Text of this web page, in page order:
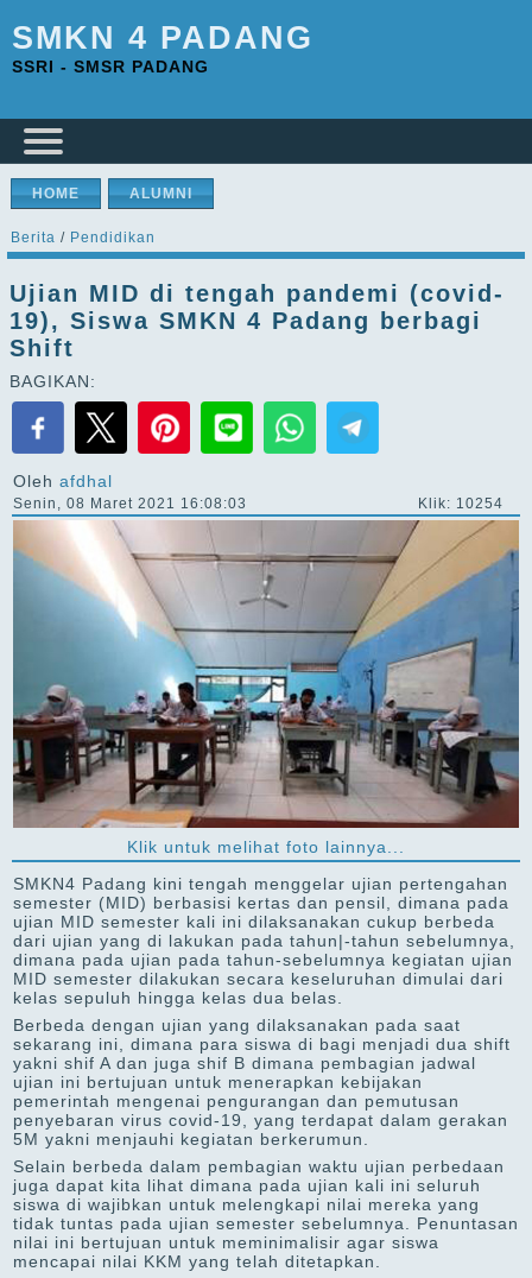
SMKN 4 PADANG
SSRI - SMSR PADANG
HOME ALUMNI
Berita / Pendidikan
Ujian MID di tengah pandemi (covid-
19), Siswa SMKN 4 Padang berbagi
Shift
BAGIKAN:
Oleh afdhal
Senin, 08 Maret 2021 16:08:03 Klik: 10254
Klik untuk melihat foto lainnya...
SMKN4 Padang kini tengah menggelar ujian pertengahan
semester (MID) berbasisi kertas dan pensil, dimana pada
ujian MID semester kali ini dilaksanakan cukup berbeda
dari ujian yang di lakukan pada tahun|-tahun sebelumnya,
dimana pada ujian pada tahun-sebelumnya kegiatan ujian
MID semester dilakukan secara keseluruhan dimulai dari
kelas sepuluh hingga kelas dua belas.
Berbeda dengan ujian yang dilaksanakan pada saat
sekarang ini, dimana para siswa di bagi menjadi dua shift
yakni shif A dan juga shif B dimana pembagian jadwal
ujian ini bertujuan untuk menerapkan kebijakan
pemerintah mengenai pengurangan dan pemutusan
penyebaran virus covid-19, yang terdapat dalam gerakan
5M yakni menjauhi kegiatan berkerumun.
Selain berbeda dalam pembagian waktu ujian perbedaan
juga dapat kita lihat dimana pada ujian kali ini seluruh
siswa di wajibkan untuk melengkapi nilai mereka yang
tidak tuntas pada ujian semester sebelumnya. Penuntasan
nilai ini bertujuan untuk meminimalisir agar siswa
mencapai nilai KKM yang telah ditetapkan.